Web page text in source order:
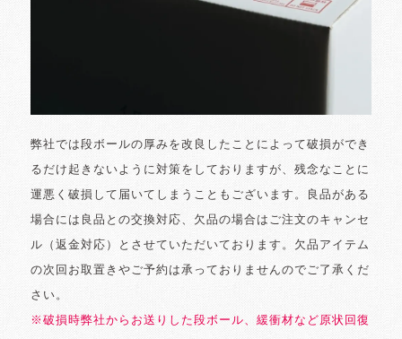
弊社では段ボールの厚みを改良したことによって破損ができ
るだけ起きないように対策をしておりますが、残念なことに
運悪く破損して届いてしまうこともございます。良品がある
場合には良品との交換対応、欠品の場合はご注文のキャンセ
ル（返金対応）とさせていただいております。欠品アイテム
の次回お取置きやご予約は承っておりませんのでご了承くだ
さい。
※破損時弊社からお送りした段ボール、緩衝材など原状回復